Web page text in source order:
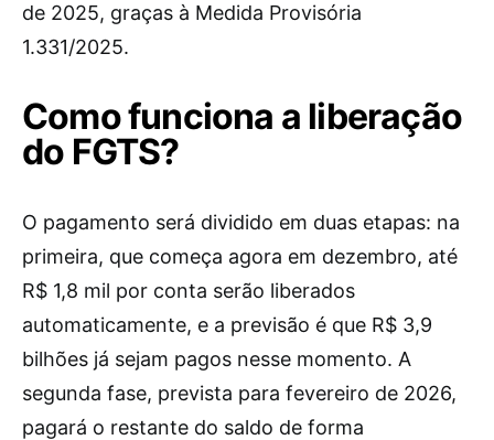
de 2025, graças à Medida Provisória
1.331/2025.
Como funciona a liberação
do FGTS?
O pagamento será dividido em duas etapas: na
primeira, que começa agora em dezembro, até
R$ 1,8 mil por conta serão liberados
automaticamente, e a previsão é que R$ 3,9
bilhões já sejam pagos nesse momento. A
segunda fase, prevista para fevereiro de 2026,
pagará o restante do saldo de forma